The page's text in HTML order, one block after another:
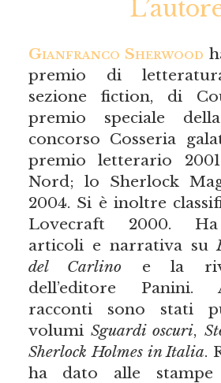
Gianfranco Sherwood
premio di
sezione fiction, di
premio speciale
concorso Cosseria
premio letterario 2001
Nord; lo Sherlock
2004. Si è inoltre
Lovecraft 2000.
articoli e narrativa su
del Carlino e la
dell’editore Panini.
racconti sono stati
volumiSguardi oscuri,
Sherlock Holmes in Italia.
ha dato alle